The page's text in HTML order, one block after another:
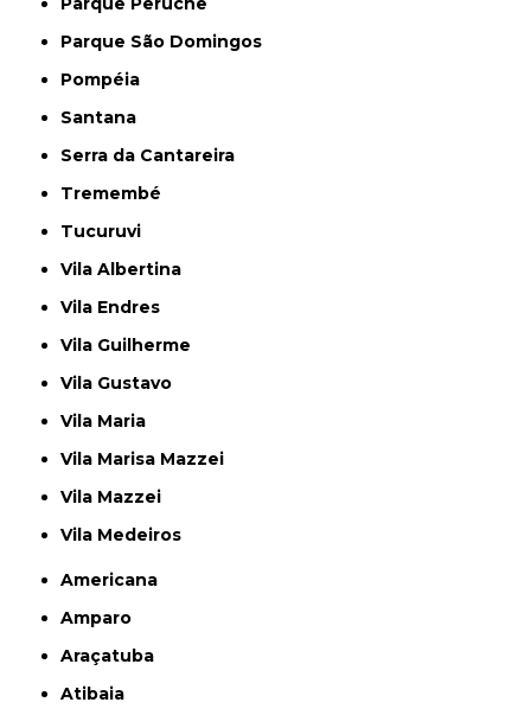
Parque São Domingos
Pompéia
Santana
Serra da Cantareira
Tremembé
Tucuruvi
Vila Albertina
Vila Endres
Vila Guilherme
Vila Gustavo
Vila Maria
Vila Marisa Mazzei
Vila Mazzei
Vila Medeiros
Americana
Amparo
Araçatuba
Atibaia